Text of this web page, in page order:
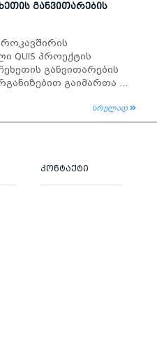
ᲒᲐᲜᲕᲘᲗᲐᲠᲔᲑᲘᲡ
QUIS პროექტის
განვითარების
გაიმართა ...
სრულად
ᲙᲝᲜᲢᲐᲥᲢᲘ